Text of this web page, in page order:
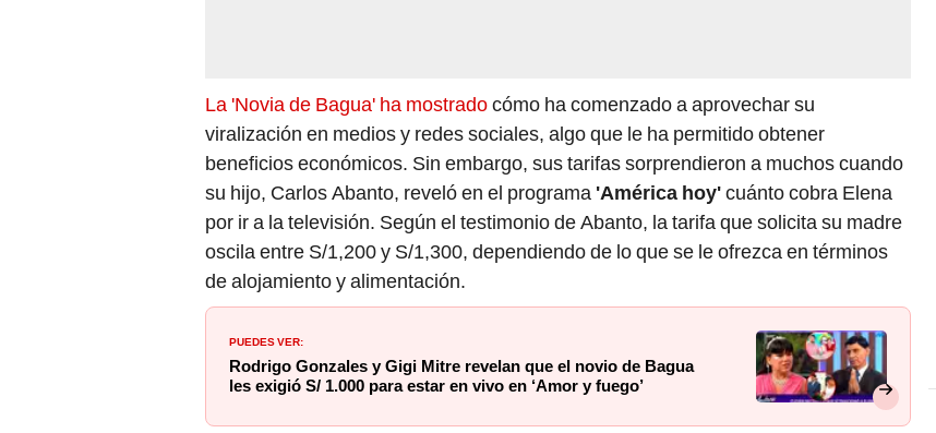
La 'Novia de Bagua' ha mostradocómo ha comenzado a aprovechar su
viralización en medios y redes sociales, algo que le ha permitido obtener
beneficios económicos. Sin embargo, sus tarifas sorprendieron a muchos cuando
su hijo, Carlos Abanto, reveló en el programa 'América hoy'cuánto cobra Elena
por ir a la televisión. Según el testimonio de Abanto, la tarifa que solicita su madre
oscila entre S/1,200 y S/1,300, dependiendo de lo que se le ofrezca en términos
de alojamiento y alimentación.
PUEDES VER:
Rodrigo Gonzales y Gigi Mitre revelan que el novio de Bagua
les exigió S/ 1.000 para estar en vivo en ‘Amor y fuego’